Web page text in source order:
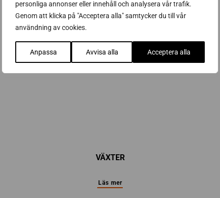
personliga annonser eller innehåll och analysera vår trafik.
Genom att klicka på "Acceptera alla" samtycker du till vår
användning av cookies.
Anpassa Avvisa alla Acceptera alla
VÄXTER
Läs mer